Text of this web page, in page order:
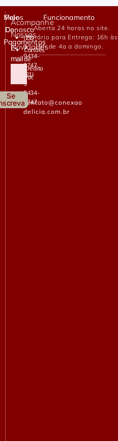
Fale
Conosco
(21)
9
9434-
2747
(21)
9
9434-
2747
contato@conexao
delicia.com.br
Meios
De
Pagamentos
Cartões
de
Crédito
PIX
Acompanhe
Nossas
Novidades
E-
mail
Se
Funcionamento
– Aberta 24 horas no site.
– Horário para Entrega: 16h às
19h de 4a a domingo.